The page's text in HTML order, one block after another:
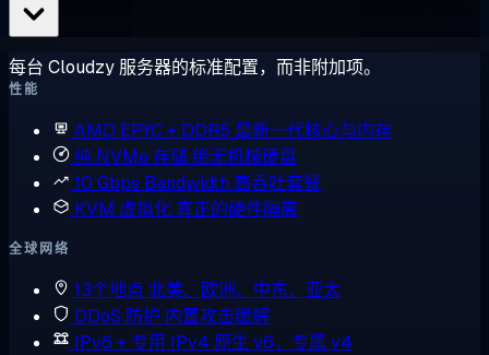
每台 Cloudzy 服务器的标准配置，而非附加项。
性能
AMD EPYC + DDR5 最新一代核心与内存
纯 NVMe 存储绝无机械硬盘
10 Gbps Bandwidth 高吞吐套餐
KVM 虚拟化 真正的硬件隔离
全球网络
13个地点 北美、欧洲、中东、亚太
DDoS 防护 内置攻击缓解
IPv6 + 专用 IPv4 原生 v6，专属 v4